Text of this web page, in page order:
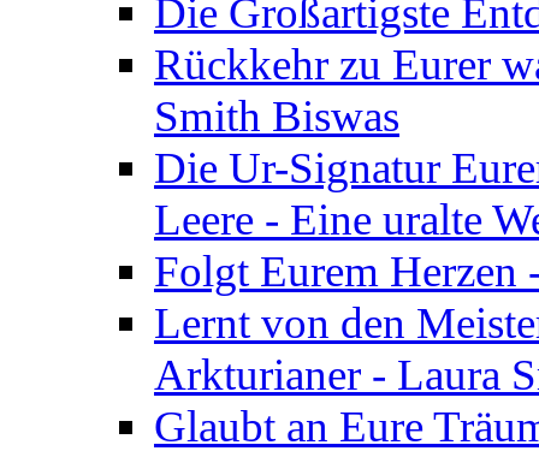
Die Großartigste
Rückkehr zu Eurer
Smith Biswas
Die Ur-Signatur
Leere - Eine uralte
Folgt Eurem
Lernt von den
Arkturianer - Laura
Glaubt an Eure